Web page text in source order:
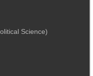
Science)